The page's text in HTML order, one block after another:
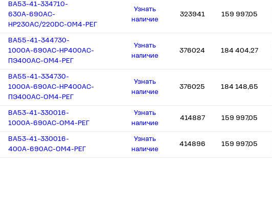
ВА53-41-334710-
630А-690AC-
НР230AC/220DC-ОМ4-РЕГ
Узнать
наличие
323941 159 997,05
ВА55-41-344730-
1000А-690AC-НР400AC-
ПЭ400AC-ОМ4-РЕГ
Узнать
наличие
376024 184 404,27
ВА55-41-334730-
1000А-690AC-НР400AC-
ПЭ400AC-ОМ4-РЕГ
Узнать
наличие
376025 184 148,65
ВА53-41-330016-
1000А-690АС-ОМ4-РЕГ
Узнать
наличие
414887 159 997,05
ВА53-41-330016-
400А-690АС-ОМ4-РЕГ
Узнать
наличие
414896 159 997,05